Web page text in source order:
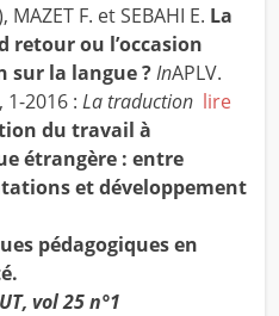
F. et SEBAHI E. La
retour ou l’occasion
sur la langue ?InAPLV.
1-2016 : La traduction lire
du travail à
étrangère : entre
et développement
pédagogiques en
vol 25 n°1